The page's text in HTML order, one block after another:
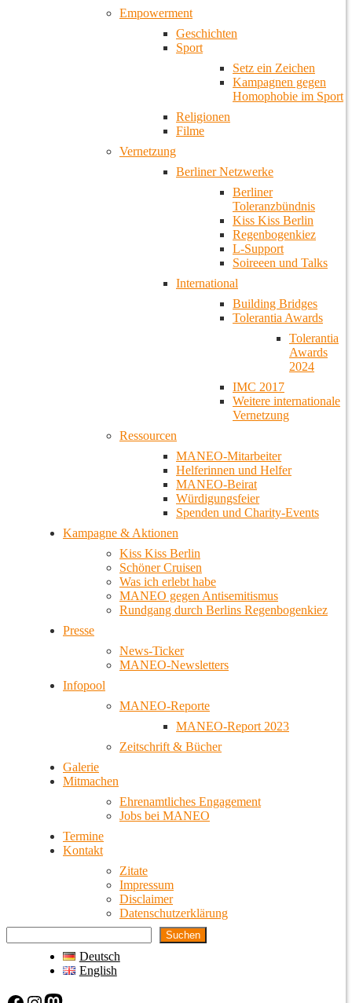
Empowerment
Geschichten
Sport
Setz ein Zeichen
Kampagnen gegen
Homophobie im Sport
Religionen
Filme
Vernetzung
Berliner Netzwerke
Berliner
Toleranzbündnis
Kiss Kiss Berlin
Regenbogenkiez
L-Support
Soireeen und Talks
International
Building Bridges
Tolerantia Awards
Tolerantia
Awards
2024
IMC 2017
Weitere internationale
Vernetzung
Ressourcen
MANEO-Mitarbeiter
Helferinnen und Helfer
MANEO-Beirat
Würdigungsfeier
Spenden und Charity-Events
Kampagne & Aktionen
Kiss Kiss Berlin
Schöner Cruisen
Was ich erlebt habe
MANEO gegen Antisemitismus
Rundgang durch Berlins Regenbogenkiez
Presse
News-Ticker
MANEO-Newsletters
Infopool
MANEO-Reporte
MANEO-Report 2023
Zeitschrift & Bücher
Galerie
Mitmachen
Ehrenamtliches Engagement
Jobs bei MANEO
Termine
Kontakt
Zitate
Impressum
Disclaimer
Datenschutzerklärung
Suchen
Deutsch
English